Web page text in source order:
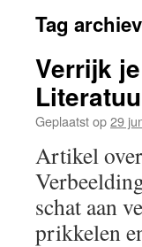
inhoud
Tag
Verrijk
Geplaatst op29
Artikel
schat aan
prikkelen